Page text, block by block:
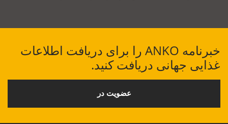
خبرنامه ANKO را برای دریافت اطلاعات
غذایی جهانی دریافت کنید.
عضویت در